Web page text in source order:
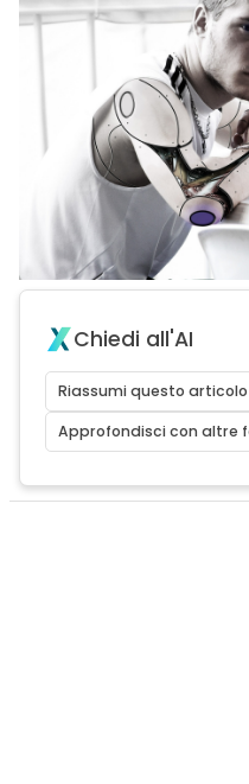
Chiedi all'AI
Riassumi questo articolo
Approfondisci con altre